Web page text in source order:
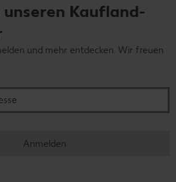
Kaufland-
und mehr entdecken. Wir freuen
Anmelden